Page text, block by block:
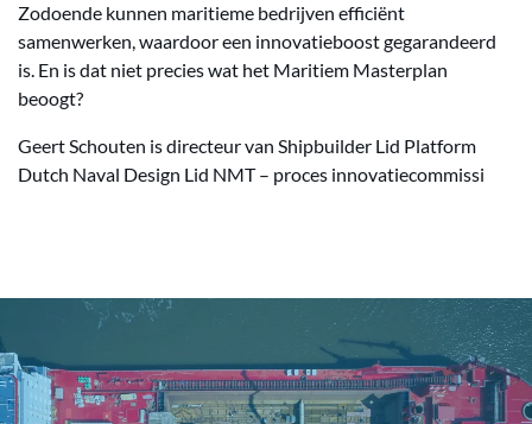
Zodoende kunnen maritieme bedrijven efficiënt
samenwerken, waardoor een innovatieboost gegarandeerd
is. En is dat niet precies wat het Maritiem Masterplan
beoogt?
Geert Schouten is directeur van Shipbuilder Lid Platform
Dutch Naval Design Lid NMT – proces innovatiecommissi